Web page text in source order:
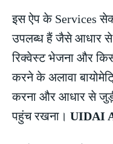
इस ऐप के Services
उपलब्ध हैं जैसे आधार
रिक्वेस्ट भेजना और
करने के अलावा
करना और आधार से
पहुंच रखना। UIDAI